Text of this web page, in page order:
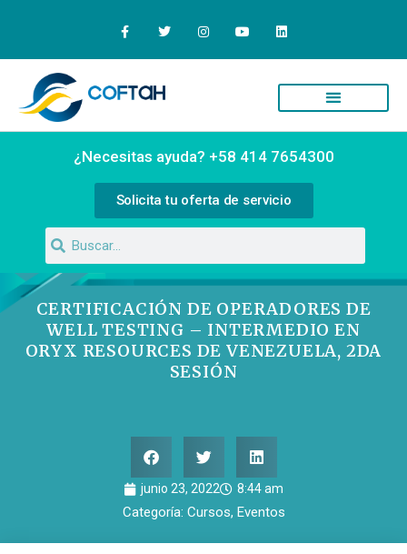
¿Necesitas ayuda? +58 414 7654300
Solicita tu oferta de servicio
CERTIFICACIÓN DE OPERADORES DE
WELL TESTING – INTERMEDIO EN
ORYX RESOURCES DE VENEZUELA, 2DA
SESIÓN
junio 23, 2022 8:44 am
Categoría: Cursos, Eventos